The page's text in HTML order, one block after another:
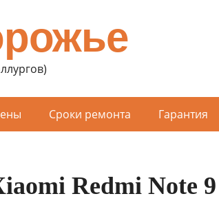
Сроки ремонта Гарантия
Redmi Note 9